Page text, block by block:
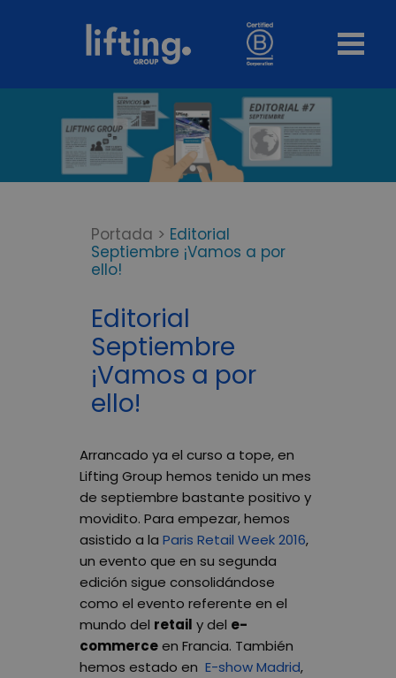
Portada > Editorial
Septiembre ¡Vamos a por
ello!
Editorial
Septiembre
¡Vamos a por
ello!
Arrancado ya el curso a tope, en
Lifting Group hemos tenido un mes
de septiembre bastante positivo y
movidito. Para empezar, hemos
asistido a la Paris Retail Week 2016,
un evento que en su segunda
edición sigue consolidándose
como el evento referente en el
mundo del retail y del e-
commerceen Francia. También
hemos estado en E-show Madrid,